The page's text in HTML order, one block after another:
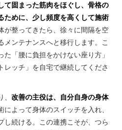
て固まった筋肉をほぐし、骨格の
ために、少し頻度を高くして施術
が整ってきたら、徐々に間隔を空
メンテナンスへと移行します。こ
「腰に負担をかけない座り方」
レッチ」を自宅で継続してくださ
改善の主役は、自分自身の身体
によって身体のスイッチを入れ、
し続ける。この連携こそが、つら